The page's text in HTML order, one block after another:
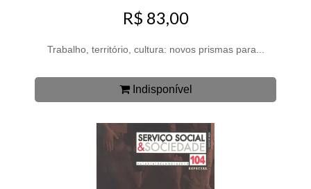
R$ 83,00
Trabalho, território, cultura: novos prismas para...
Indisponível